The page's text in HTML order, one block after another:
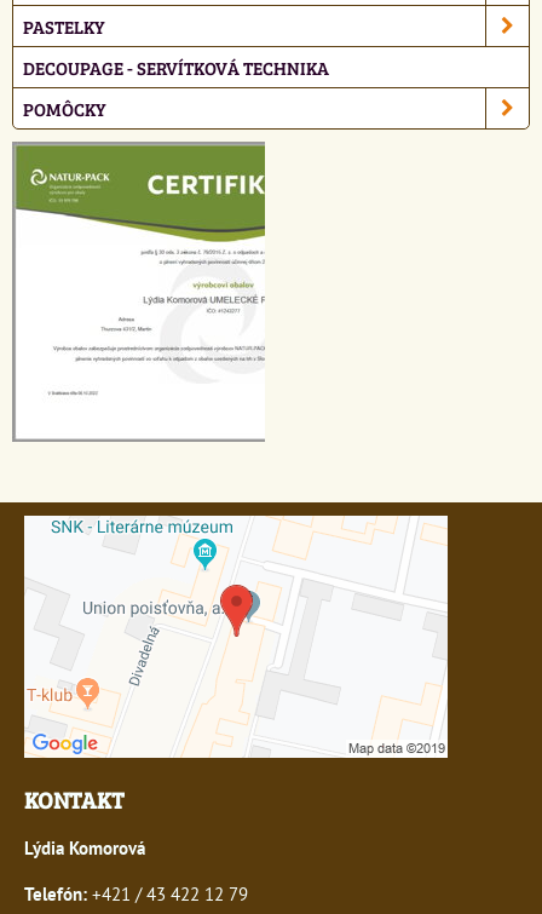
PASTELKY
DECOUPAGE - SERVÍTKOVÁ TECHNIKA
POMÔCKY
KONTAKT
Lýdia Komorová
Telefón: +421 / 43 422 12 79